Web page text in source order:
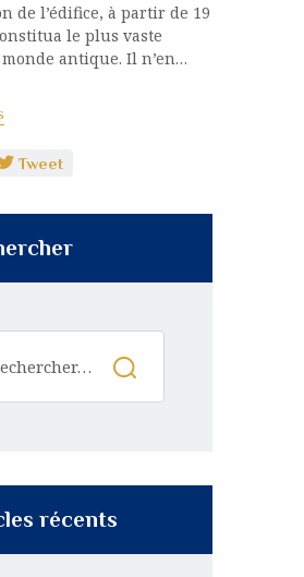
de l’édifice, à partir de 19
le plus vaste
antique. Il n’en…
Tweet
récents